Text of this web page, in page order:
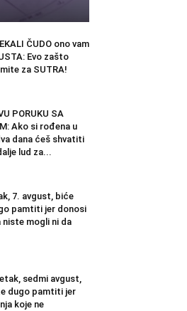
ČUDO ono vam
Evo zašto
za SUTRA!
PORUKU SA
Ako si rođena u
dana ćeš shvatiti
lud za...
7. avgust, biće
pamtiti jer donosi
niste mogli ni da
sedmi avgust,
dugo pamtiti jer
koje ne